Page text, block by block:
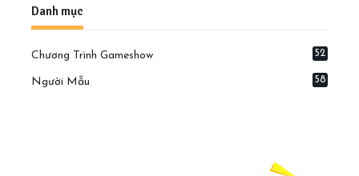
Danh mục
Chương Trình Gameshow 52
Người Mẫu 58